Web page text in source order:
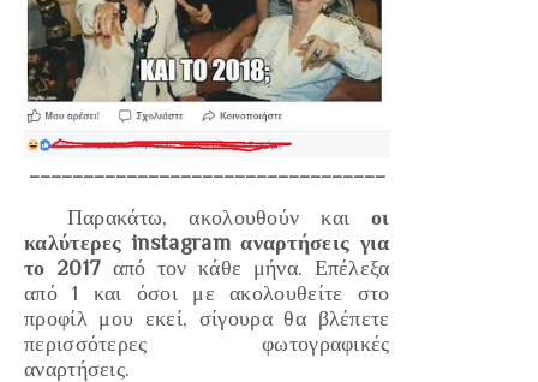
Παρακάτω, ακολουθούν και οι
καλύτερες instagram αναρτήσεις για
το 2017 από τον κάθε μήνα. Επέλεξα
από 1 και όσοι με ακολουθείτε στο
προφίλ μου εκεί, σίγουρα θα βλέπετε
περισσότερες φωτογραφικές
αναρτήσεις.